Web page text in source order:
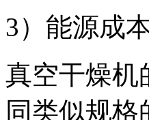
3）能源成
真空干燥机
同类似规